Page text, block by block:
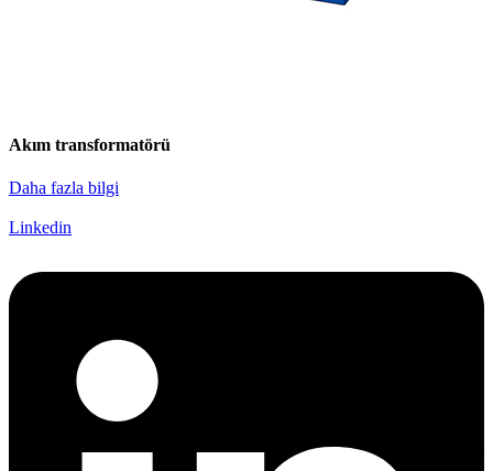
Akım transformatörü
Daha fazla bilgi
Linkedin